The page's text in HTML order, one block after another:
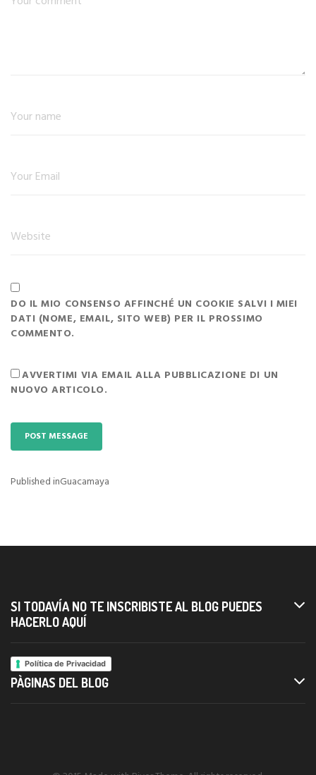
DO IL MIO CONSENSO AFFINCHÉ UN COOKIE SALVI I MIEI
DATI (NOME, EMAIL, SITO WEB) PER IL PROSSIMO
COMMENTO.
AVVERTIMI VIA EMAIL ALLA PUBBLICAZIONE DI UN
NUOVO ARTICOLO.
Navigazione
Published inGuacamaya
SI TODAVÍA NO TE INSCRIBISTE AL BLOG PUEDES
HACERLO AQUÍ
Política de Privacidad
PÀGINAS DEL BLOG